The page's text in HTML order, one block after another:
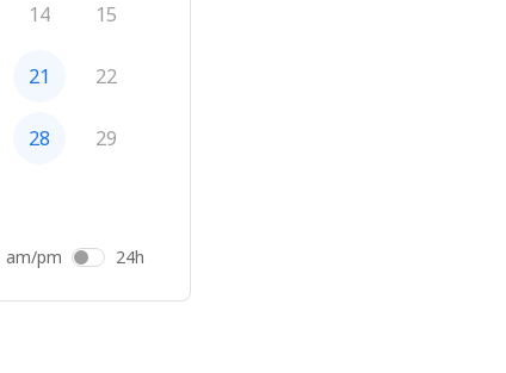
14 15
21 22
28 29
am/pm 24h